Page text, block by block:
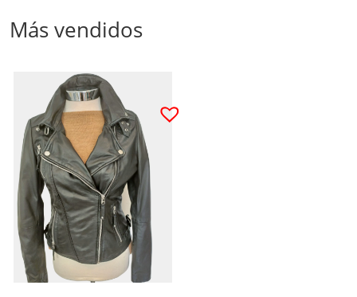
Más vendidos